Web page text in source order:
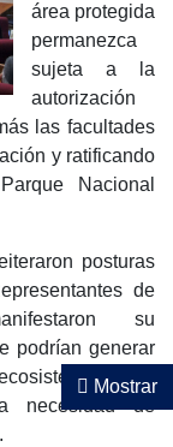
Mostrar
área protegida
permanezca
sujeta a la
autorización
las facultades
y ratificando
Nacional
posturas
de
su
podrían generar
más
necesidad de